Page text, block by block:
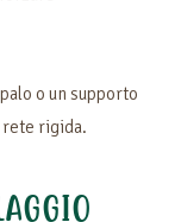
o un supporto
rete rigida.